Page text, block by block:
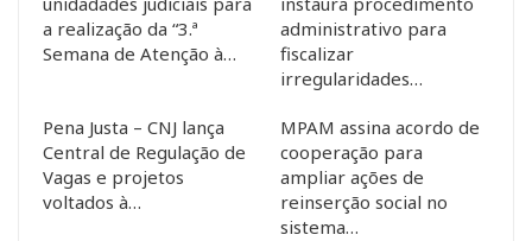
a realização da “3.ª
Semana de Atenção à…
administrativo para
fiscalizar
irregularidades…
Pena Justa – CNJ lança
Central de Regulação de
Vagas e projetos
voltados à…
MPAM assina acordo de
cooperação para
ampliar ações de
reinserção social no
sistema…